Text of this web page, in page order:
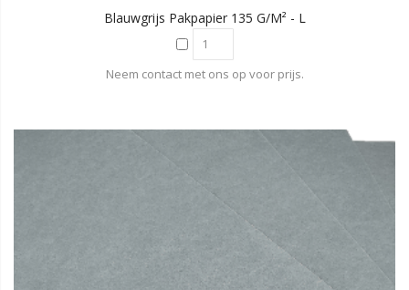
Blauwgrijs Pakpapier 135 G/m² - L
Neem contact met ons op voor prijs.